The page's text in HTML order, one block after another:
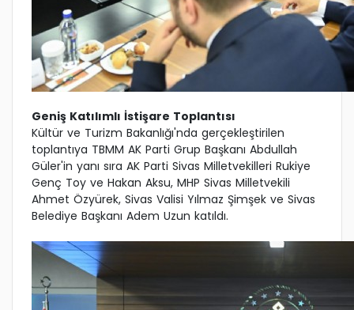
Geniş Katılımlı İstişare Toplantısı
Kültür ve Turizm Bakanlığı'nda gerçekleştirilen
toplantıya TBMM AK Parti Grup Başkanı Abdullah
Güler'in yanı sıra AK Parti Sivas Milletvekilleri Rukiye
Genç Toy ve Hakan Aksu, MHP Sivas Milletvekili
Ahmet Özyürek, Sivas Valisi Yılmaz Şimşek ve Sivas
Belediye Başkanı Adem Uzun katıldı.